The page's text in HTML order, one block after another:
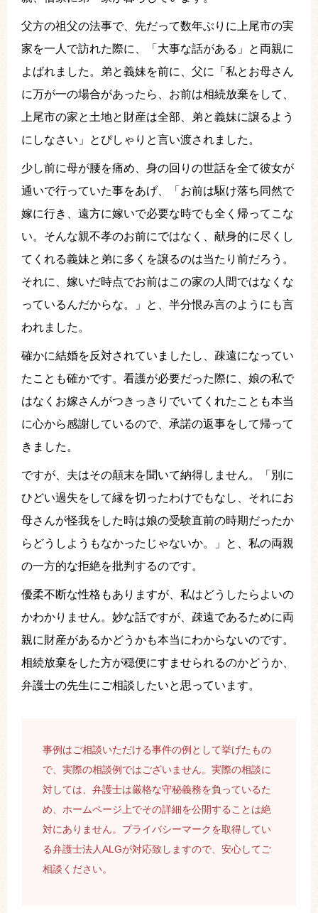
父方の祖父の法事で、先だって数年ぶりに上尾市の実
家を一人で訪れた際に、「大事な話がある」と両親に
よばれました。弟と義妹を前に、父に「私とお母さん
に万が一の場合があったら、お前は相続放棄をして、
上尾市の家と土地と財産は全部、弟と義妹に譲るよう
にしなさい」とぴしゃりと言い渡されました。
少し前に母が腰を痛め、身の回りの世話を全て彼女が
通いで行っていた事をあげ、「お前は駆け落ち同然で
嫁に行き、遠方に嫁いで必要な時でも全く帰ってこな
い。そんな親不孝のお前にではなく、献身的に尽くし
てくれる義妹と弟に多くを譲るのは当たり前だろう。
それに、嫁いだ時点でお前はこの家の人間ではなくな
っているんだからな。」と、半分恨み言のようにも言
われました。
確かに結婚を反対されていましたし、疎遠になってい
たことも確かです。看護が必要だった際に、娘の私で
はなくお嫁さんがつきっきりでいてくれたことも本当
に心から感謝しているので、承諾の返事をして帰って
きました。
ですが、夫はその顛末を聞いて納得しません。「別に
ひどい過失をして縁を切ったわけでもなし、それにお
母さんが怪我をした時は娘の受験直前の時期だったか
らどうしようもなかったじゃないか。」と、私の両親
の一方的な拒絶を批判するのです。
優柔不断な性格もありますが、私はどうしたらよいの
かわかりません。妙な話ですが、疎遠であるために両
親に財産があるかどうかも本当にわからないのです。
相続放棄をした方が穏便にすませられるのかどうか、
弁護士の先生にご相談したいと思っています。
事例はご相談いただける事件の例として挙げたもの
で、実際の相談例ではございません。実際の相談に
対しては、弁護士は厳格な守秘義務を負っているた
め、ホームページ上でその詳細を公開することは絶
対にありません。プライバシーマークを取得してい
る弁護士法人ALGが対応致しますので、安心してご
相談ください。